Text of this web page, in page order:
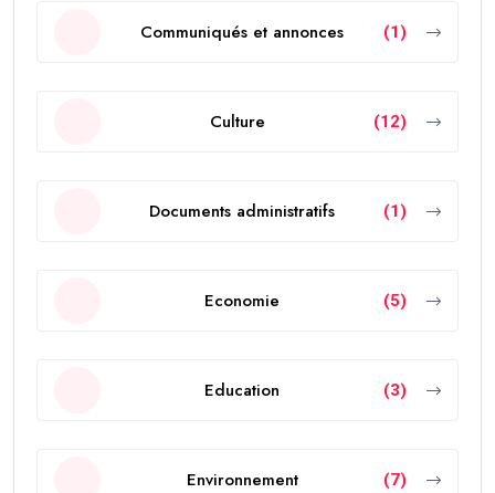
Communiqués et annonces (1)
Culture (12)
Documents administratifs (1)
Economie (5)
Education (3)
Environnement (7)